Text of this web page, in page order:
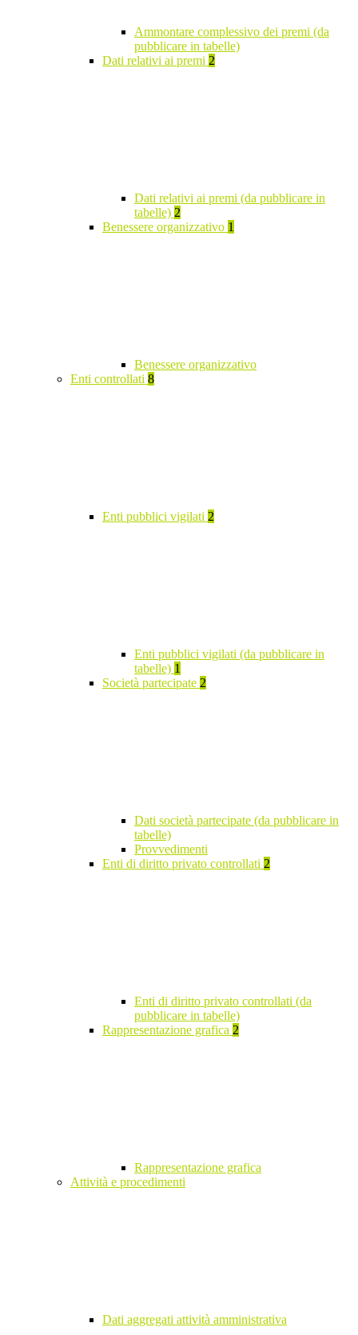
Ammontare complessivo dei premi (da
pubblicare in tabelle)
Dati relativi ai premi 2
Dati relativi ai premi (da pubblicare in
tabelle) 2
Benessere organizzativo 1
Benessere organizzativo
Enti controllati 8
Enti pubblici vigilati 2
Enti pubblici vigilati (da pubblicare in
tabelle) 1
Società partecipate 2
Dati società partecipate (da pubblicare in
tabelle)
Provvedimenti
Enti di diritto privato controllati 2
Enti di diritto privato controllati (da
pubblicare in tabelle)
Rappresentazione grafica 2
Rappresentazione grafica
Attività e procedimenti
Dati aggregati attività amministrativa